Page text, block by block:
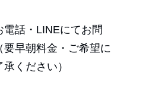
話・LINEにてお問
要早朝料金・ご希望に
ください）